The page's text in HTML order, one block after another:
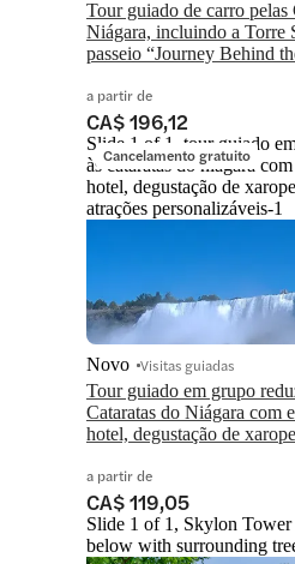
Tour guiado de carro pelas
Niágara, incluindo a Torre
passeio “Journey Behind
a partir de
CA$ 196,12
Cancelamento gratuito
Slide 1 of 1, tour guiado
às cataratas do niágara
hotel, degustação de
atrações personalizáveis-1
Tour guiado em grupo
Cataratas do Niágara com
hotel, degustação de
Novo Visitas guiadas
a partir de
CA$ 119,05
Slide 1 of 1, Skylon
below with surrounding